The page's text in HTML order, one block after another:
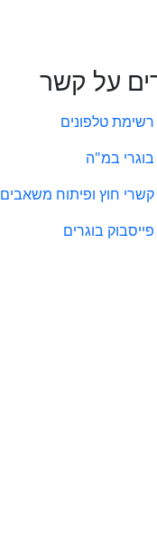
על קשר
רשימת טלפונים
בוגרי במ"ה
קשרי חוץ ופיתוח משאבים
פייסבוק בוגרים